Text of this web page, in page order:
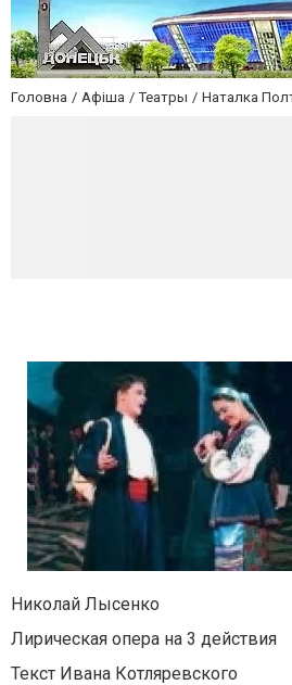
Головна Афіша Театры Наталка
Николай Лысенко
Лирическая опера на 3 действия
Текст Ивана Котляревского